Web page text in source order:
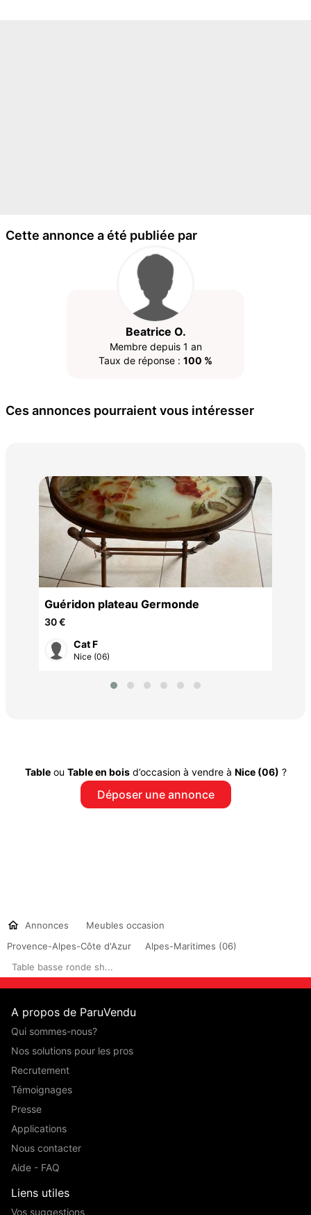
Cette annonce a été publiée par
Beatrice O.
Membre depuis 1 an
Taux de réponse : 100 %
Ces annonces pourraient vous intéresser
Guéridon plateau Germonde
30 €
Cat F
Nice (06)
Tableou Table en boisd’occasion à vendre à Nice (06) ?
Déposer une annonce
Annonces
Meubles occasion
Provence-Alpes-Côte d'Azur
Alpes-Maritimes (06)
Table basse ronde sh...
A propos de ParuVendu
Qui sommes-nous?
Nos solutions pour les pros
Recrutement
Témoignages
Presse
Applications
Nous contacter
Aide - FAQ
Liens utiles
Vos suggestions